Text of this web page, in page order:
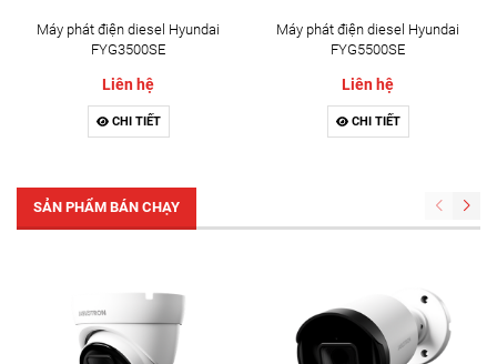
Máy phát điện diesel Hyundai
FYG3500SE
Liên hệ
CHI TIẾT
Máy phát điện diesel Hyundai
FYG5500SE
Liên hệ
CHI TIẾT
SẢN PHẨM BÁN CHẠY